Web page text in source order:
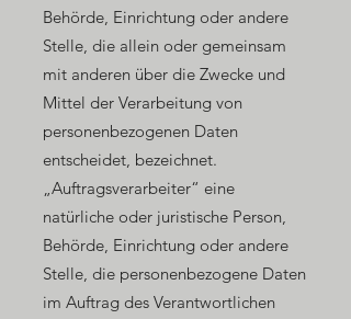
Behörde, Einrichtung oder andere
Stelle, die allein oder gemeinsam
mit anderen über die Zwecke und
Mittel der Verarbeitung von
personenbezogenen Daten
entscheidet, bezeichnet.
„Auftragsverarbeiter“ eine
natürliche oder juristische Person,
Behörde, Einrichtung oder andere
Stelle, die personenbezogene Daten
im Auftrag des Verantwortlichen